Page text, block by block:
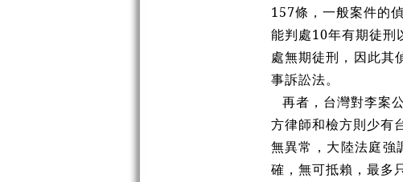
157條，一般案件的
能判處10年有期徒刑
處無期徒刑，因此其
事訴訟法。
再者，台灣對李案
方律師和檢方則少有
無異常，大陸法庭強
確，無可抵賴，最多